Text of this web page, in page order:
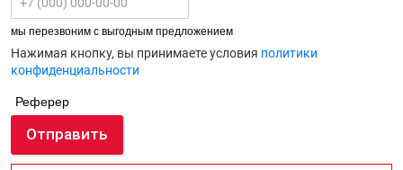
мы перезвоним с выгодным предложением
Нажимая кнопку, вы принимаете условия политики
конфиденциальности
Реферер
Отправить